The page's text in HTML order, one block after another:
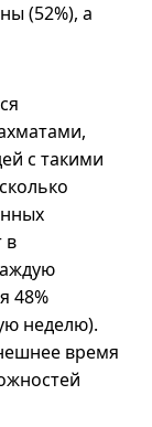
(52%), а
с такими
в
48%
неделю).
время